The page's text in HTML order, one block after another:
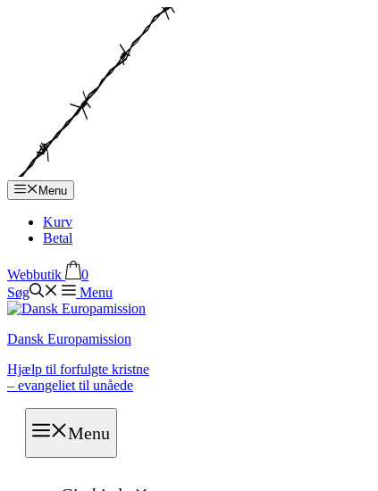
Menu
Kurv
Betal
Webbutik
0
Søg
Menu
Dansk Europamission
Hjælp til forfulgte kristne
– evangeliet til unåede
Menu